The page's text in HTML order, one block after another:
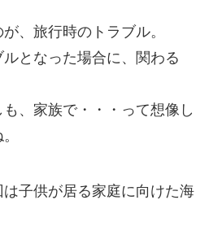
、旅行時のトラブル。
となった場合に、関わる
、家族で・・・って想像し
子供が居る家庭に向けた海